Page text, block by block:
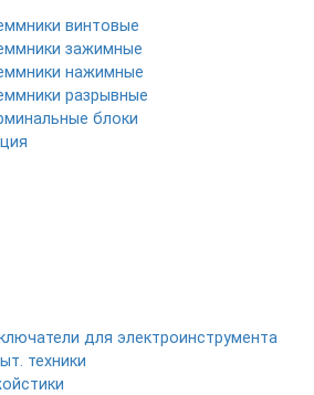
винтовые
зажимные
нажимные
разрывные
блоки
для электроинструмента
техники